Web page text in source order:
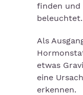
finden und
Als
etwas
eine
erkennen.